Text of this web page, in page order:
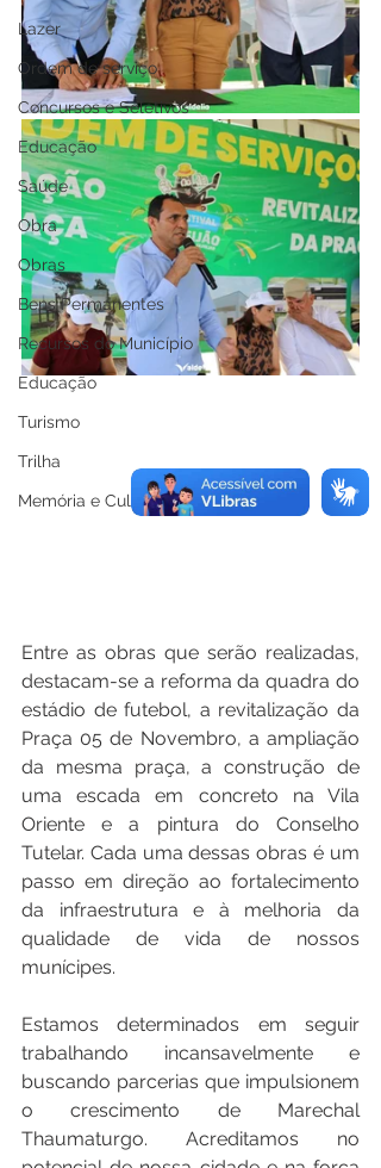
Lazer
Ordem de serviço
Concursos e Seletivos
Educação
Saúde
Obra
Obras
Bens Permanentes
Recursos do Município
Educação
Turismo
Trilha
Memória e Cultura
Entre as obras que serão realizadas,
destacam-se a reforma da quadra do
estádio de futebol, a revitalização da
Praça 05 de Novembro, a ampliação
da mesma praça, a construção de
uma escada em concreto na Vila
Oriente e a pintura do Conselho
Tutelar. Cada uma dessas obras é um
passo em direção ao fortalecimento
da infraestrutura e à melhoria da
qualidade de vida de nossos
munícipes.
Estamos determinados em seguir
trabalhando incansavelmente e
buscando parcerias que impulsionem
o crescimento de Marechal
Thaumaturgo. Acreditamos no